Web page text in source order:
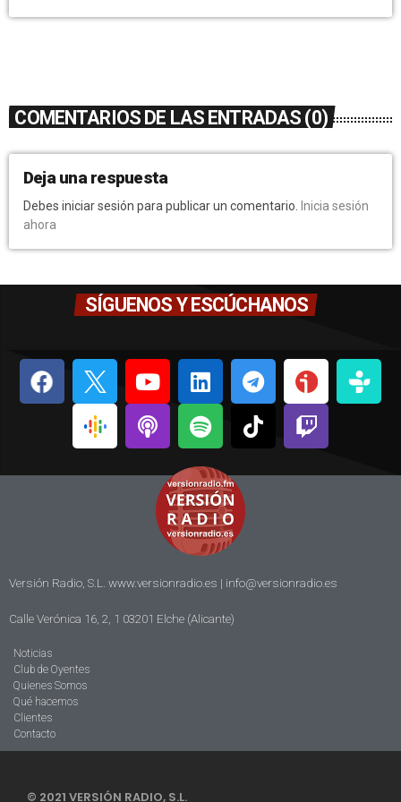
COMENTARIOS DE LAS ENTRADAS (0)
Deja una respuesta
Debes iniciar sesión para publicar un comentario.
Inicia sesión
ahora
SÍGUENOS Y ESCÚCHANOS
Versión Radio, S.L. www.versionradio.es | info@versionradio.es
Calle Verónica 16, 2, 1 03201 Elche (Alicante)
Noticias
Club de Oyentes
Quienes Somos
Qué hacemos
Clientes
Contacto
© 2021 VERSIÓN RADIO, S.L.